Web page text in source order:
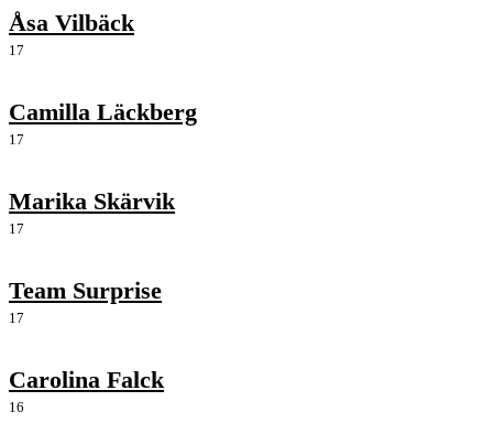
Åsa Vilbäck
17
Camilla Läckberg
17
Marika Skärvik
17
Team Surprise
17
Carolina Falck
16